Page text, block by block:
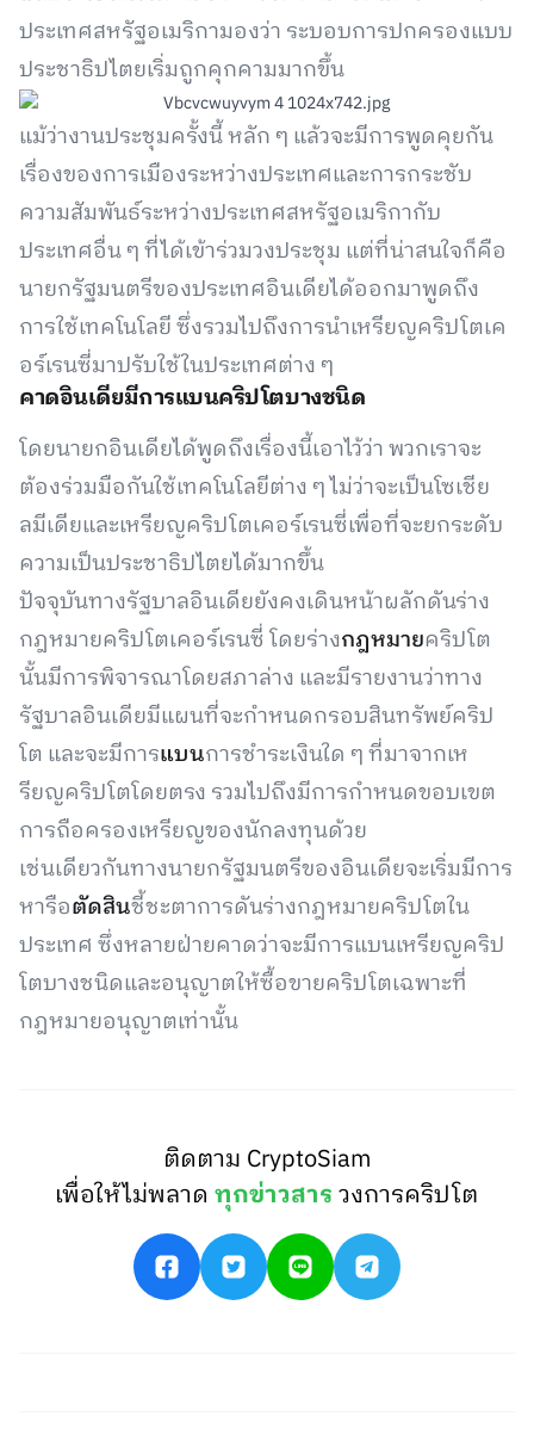
ประเทศสหรัฐอเมริกามองว่า ระบอบการปกครองแบบ
ประชาธิปไตยเริ่มถูกคุกคามมากขึ้น
แม้ว่างานประชุมครั้งนี้ หลัก ๆ แล้วจะมีการพูดคุยกัน
เรื่องของการเมืองระหว่างประเทศและการกระชับ
ความสัมพันธ์ระหว่างประเทศสหรัฐอเมริกากับ
ประเทศอื่น ๆ ที่ได้เข้าร่วมวงประชุม แต่ที่น่าสนใจก็คือ
นายกรัฐมนตรีของประเทศอินเดียได้ออกมาพูดถึง
การใช้เทคโนโลยี ซึ่งรวมไปถึงการนำเหรียญคริปโตเค
อร์เรนซี่มาปรับใช้ในประเทศต่าง ๆ
คาดอินเดียมีการแบนคริปโตบางชนิด
โดยนายกอินเดียได้พูดถึงเรื่องนี้เอาไว้ว่า พวกเราจะ
ต้องร่วมมือกันใช้เทคโนโลยีต่าง ๆ ไม่ว่าจะเป็นโซเชีย
ลมีเดียและเหรียญคริปโตเคอร์เรนซี่เพื่อที่จะยกระดับ
ความเป็นประชาธิปไตยได้มากขึ้น
ปัจจุบันทางรัฐบาลอินเดียยังคงเดินหน้าผลักดันร่าง
กฎหมายคริปโตเคอร์เรนซี่ โดยร่างกฎหมายคริปโต
นั้นมีการพิจารณาโดยสภาล่าง และมีรายงานว่าทาง
รัฐบาลอินเดียมีแผนที่จะกำหนดกรอบสินทรัพย์คริป
โต และจะมีการแบนการชำระเงินใด ๆ ที่มาจากเห
รียญคริปโตโดยตรง รวมไปถึงมีการกำหนดขอบเขต
การถือครองเหรียญของนักลงทุนด้วย
เช่นเดียวกันทางนายกรัฐมนตรีของอินเดียจะเริ่มมีการ
หารือตัดสินชี้ชะตาการดันร่างกฎหมายคริปโตใน
ประเทศ ซึ่งหลายฝ่ายคาดว่าจะมีการแบนเหรียญคริป
โตบางชนิดและอนุญาตให้ซื้อขายคริปโตเฉพาะที่
กฎหมายอนุญาตเท่านั้น
ติดตาม CryptoSiam
เพื่อให้ไม่พลาดทุกข่าวสารวงการคริปโต